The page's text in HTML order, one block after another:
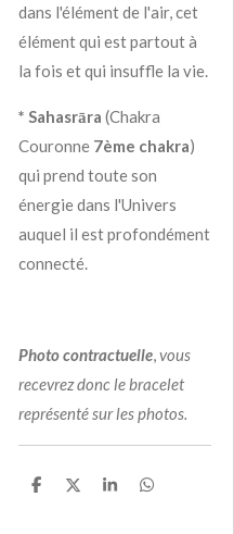
dans l'élément de l'air, cet
élément qui est partout à
la fois et qui insuffle la vie.
* Sahasrāra (Chakra
Couronne 7ème chakra)
qui prend toute son
énergie dans l'Univers
auquel il est profondément
connecté.
Photo contractuelle,vous
recevrez donc le bracelet
représenté sur les photos.
P
P
P
P